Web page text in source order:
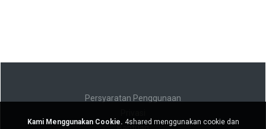
Persyaratan Penggunaan
Kami Menggunakan Cookie. 4shared menggunakan cookie dan